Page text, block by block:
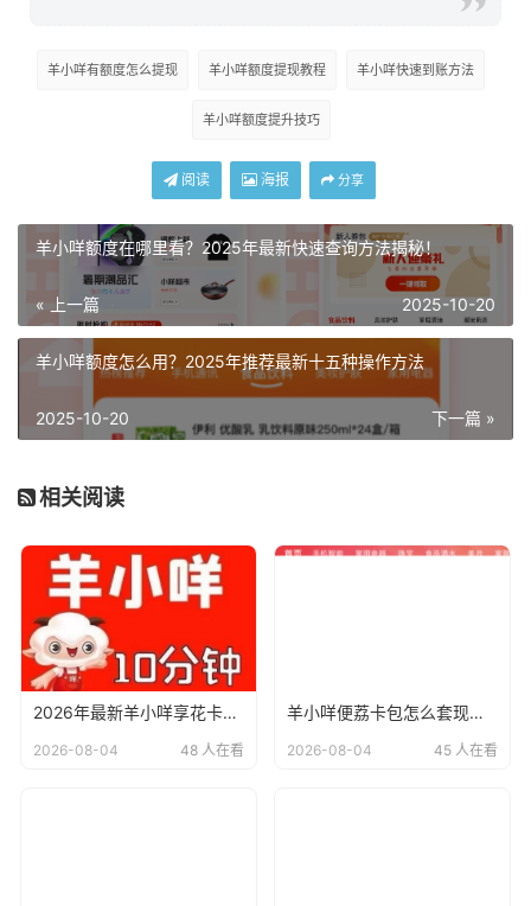
羊小咩有额度怎么提现 羊小咩额度提现教程 羊小咩快速到账方法
羊小咩额度提升技巧
阅读 海报 分享
羊小咩额度在哪里看？2025年最新快速查询方法揭秘！
« 上一篇 2025-10-20
羊小咩额度怎么用？2025年推荐最新十五种操作方法
下一篇 »
2025-10-20
相关阅读
2026年最新羊小咩享花卡与便荔卡操作全攻略：11种方法及实操指南
2026-08-04 48 人在看
羊小咩便荔卡包怎么套现提现？2026年最新回收商家解析 + 全流程指南
2026-08-04 45 人在看